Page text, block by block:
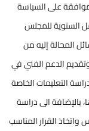
على السياسة
السنوية للمجلس
المحالة إليه من
وتقديم الدعم الفني في
التعليمات الخاصة
بالإضافة الى دراسة
واتخاذ القرار المناسب